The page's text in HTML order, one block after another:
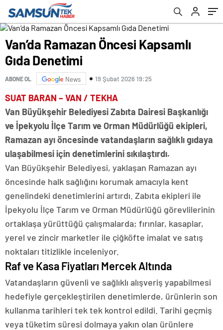
Van’da Ramazan Öncesi Kapsamlı
Gıda Denetimi
ABONE OL News 19 Şubat 2026 19:25
SUAT BARAN – VAN / TEKHA
Van Büyükşehir Belediyesi Zabıta Dairesi Başkanlığı
ve İpekyolu İlçe Tarım ve Orman Müdürlüğü ekipleri,
Ramazan ayı öncesinde vatandaşların sağlıklı gıdaya
ulaşabilmesi için denetimlerini sıkılaştırdı.
Van Büyükşehir Belediyesi, yaklaşan Ramazan ayı
öncesinde halk sağlığını korumak amacıyla kent
genelindeki denetimlerini artırdı. Zabıta ekipleri ile
İpekyolu İlçe Tarım ve Orman Müdürlüğü görevlilerinin
ortaklaşa yürüttüğü çalışmalarda; fırınlar, kasaplar,
yerel ve zincir marketler ile çiğköfte imalat ve satış
noktaları titizlikle inceleniyor.
Raf ve Kasa Fiyatları Mercek Altında
Vatandaşların güvenli ve sağlıklı alışveriş yapabilmesi
hedefiyle gerçekleştirilen denetimlerde, ürünlerin son
kullanma tarihleri tek tek kontrol edildi. Tarihi geçmiş
veya tüketim süresi dolmaya yakın olan ürünlere